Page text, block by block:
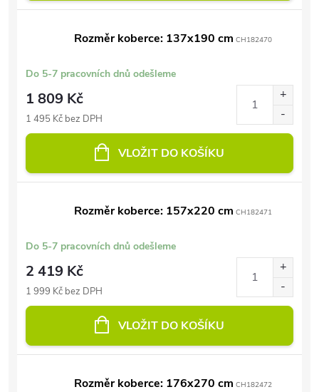
Rozměr koberce: 137x190 cm CH182470
Do 5-7 pracovních dnů odešleme
1 809 Kč
1 495 Kč bez DPH
VLOŽIT DO KOŠÍKU
Rozměr koberce: 157x220 cm CH182471
Do 5-7 pracovních dnů odešleme
2 419 Kč
1 999 Kč bez DPH
VLOŽIT DO KOŠÍKU
Rozměr koberce: 176x270 cm CH182472